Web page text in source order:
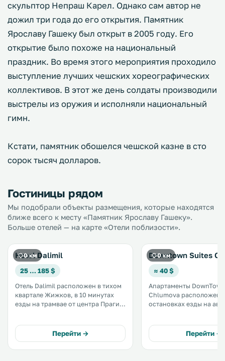
скульптор Непраш Карел. Однако сам автор не
дожил три года до его открытия. Памятник
Ярославу Гашеку был открыт в 2005 году. Его
открытие было похоже на национальный
праздник. Во время этого мероприятия проходило
выступление лучших чешских хореографических
коллективов. В этот же день солдаты производили
выстрелы из оружия и исполняли национальный
гимн.
Кстати, памятник обошелся чешской казне в сто
сорок тысяч долларов.
Гостиницы рядом
Мы подобрали объекты размещения, которые находятся
ближе всего к месту «Памятник Ярославу Гашеку».
Больше отелей — на карте «Отели поблизости».
0 км
Hotel Dalimil
25 … 185 $
Отель Dalimil расположен в тихом
квартале Жижков, в 10 минутах
езды на трамвае от центра Праги.
комнатами, бесплатным Wi-Fi и
спутниковым телевидением. .
Перейти →
0 км
Downtown Suites
≈ 40 $
Апартаменты
Chlumova расположены
остановках езды на
Перейти →